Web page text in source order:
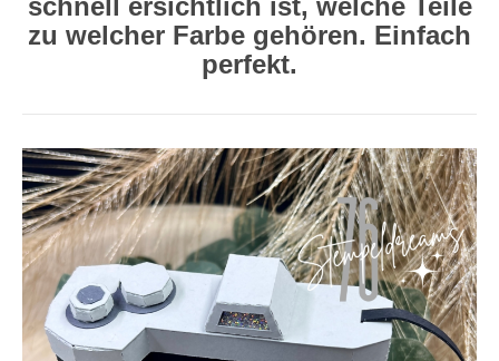
schnell ersichtlich ist, welche Teile
zu welcher Farbe gehören. Einfach
perfekt.